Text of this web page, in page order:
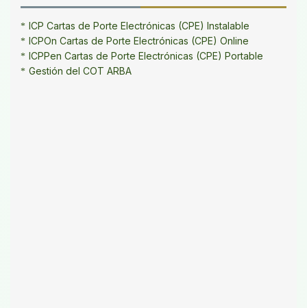
ICP Cartas de Porte Electrónicas (CPE) Instalable
ICPOn Cartas de Porte Electrónicas (CPE) Online
ICPPen Cartas de Porte Electrónicas (CPE) Portable
Gestión del COT ARBA